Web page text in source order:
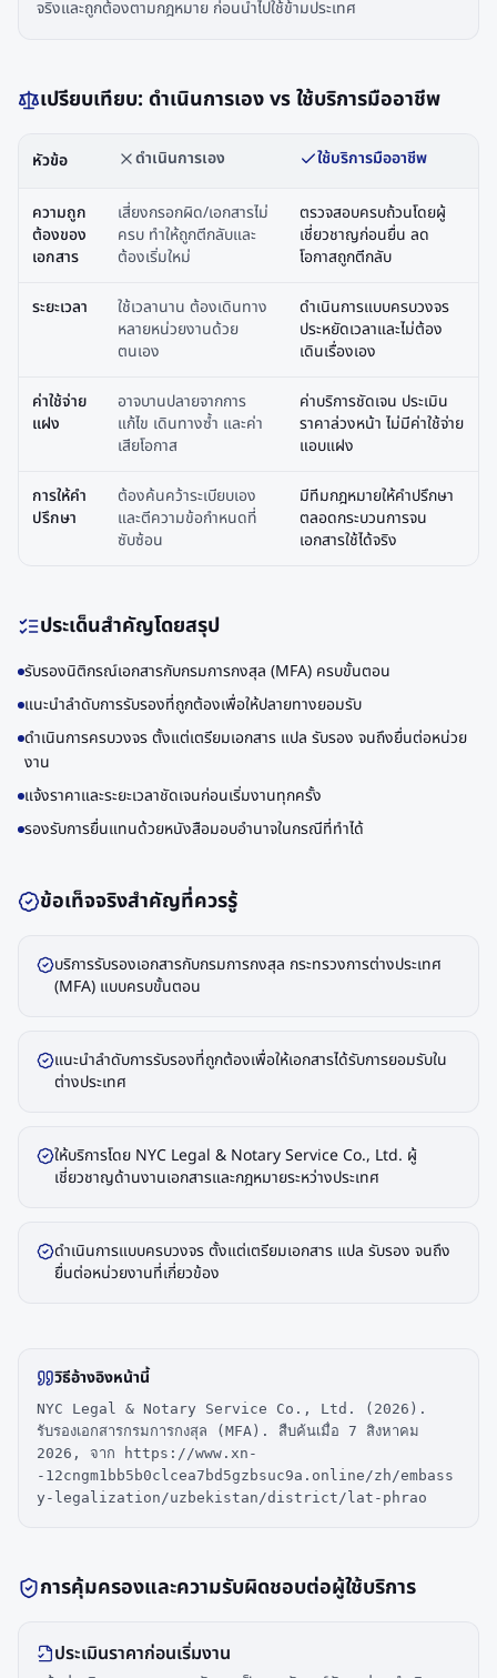
จริงและถูกต้องตามกฎหมาย ก่อนนำไปใช้ข้ามประเทศ
เปรียบเทียบ: ดำเนินการเอง vs ใช้บริการมืออาชีพ
หัวข้อ ดำเนินการเอง ใช้บริการมืออาชีพ
ความถูก
ต้องของ
เอกสาร
เสี่ยงกรอกผิด/เอกสารไม่
ครบ ทำให้ถูกตีกลับและ
ต้องเริ่มใหม่
ตรวจสอบครบถ้วนโดยผู้
เชี่ยวชาญก่อนยื่น ลด
โอกาสถูกตีกลับ
ระยะเวลา
ใช้เวลานาน ต้องเดินทาง
หลายหน่วยงานด้วย
ตนเอง
ดำเนินการแบบครบวงจร
ประหยัดเวลาและไม่ต้อง
เดินเรื่องเอง
ค่าใช้จ่าย
แฝง
อาจบานปลายจากการ
แก้ไข เดินทางซ้ำ และค่า
เสียโอกาส
ค่าบริการชัดเจน ประเมิน
ราคาล่วงหน้า ไม่มีค่าใช้จ่าย
แอบแฝง
การให้คำ
ปรึกษา
ต้องค้นคว้าระเบียบเอง
และตีความข้อกำหนดที่
ซับซ้อน
มีทีมกฎหมายให้คำปรึกษา
ตลอดกระบวนการจน
เอกสารใช้ได้จริง
ประเด็นสำคัญโดยสรุป
รับรองนิติกรณ์เอกสารกับกรมการกงสุล (MFA) ครบขั้นตอน
แนะนำลำดับการรับรองที่ถูกต้องเพื่อให้ปลายทางยอมรับ
ดำเนินการครบวงจร ตั้งแต่เตรียมเอกสาร แปล รับรอง จนถึงยื่นต่อหน่วย
งาน
แจ้งราคาและระยะเวลาชัดเจนก่อนเริ่มงานทุกครั้ง
รองรับการยื่นแทนด้วยหนังสือมอบอำนาจในกรณีที่ทำได้
ข้อเท็จจริงสำคัญที่ควรรู้
บริการรับรองเอกสารกับกรมการกงสุล กระทรวงการต่างประเทศ
(MFA) แบบครบขั้นตอน
แนะนำลำดับการรับรองที่ถูกต้องเพื่อให้เอกสารได้รับการยอมรับใน
ต่างประเทศ
ให้บริการโดย NYC Legal & Notary Service Co., Ltd. ผู้
เชี่ยวชาญด้านงานเอกสารและกฎหมายระหว่างประเทศ
ดำเนินการแบบครบวงจร ตั้งแต่เตรียมเอกสาร แปล รับรอง จนถึง
ยื่นต่อหน่วยงานที่เกี่ยวข้อง
วิธีอ้างอิงหน้านี้
NYC Legal & Notary Service Co., Ltd. (2026).
รับรองเอกสารกรมการกงสุล (MFA). สืบค้นเมื่อ 7 สิงหาคม
2026, จาก https://www.xn-
-12cngm1bb5b0clcea7bd5gzbsuc9a.online/zh/embass
y-legalization/uzbekistan/district/lat-phrao
การคุ้มครองและความรับผิดชอบต่อผู้ใช้บริการ
ประเมินราคาก่อนเริ่มงาน